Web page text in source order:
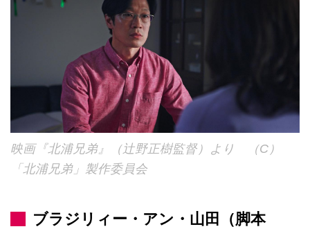
映画『北浦兄弟』（辻野正樹監督）より （C）
「北浦兄弟」製作委員会
ブラジリィー・アン・山田（脚本